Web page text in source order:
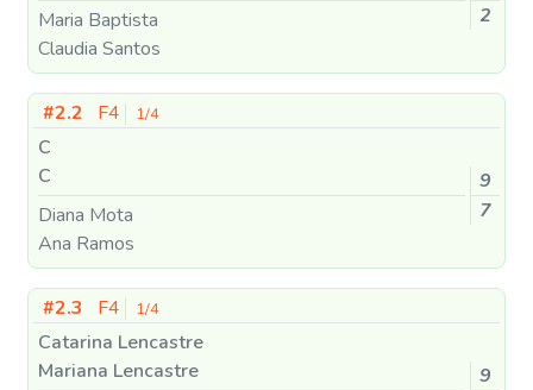
Maria Baptista
Claudia Santos
2
#2.2 F4 1/4
C
C
Diana Mota
Ana Ramos
9
7
#2.3 F4 1/4
Catarina Lencastre
Mariana Lencastre
9